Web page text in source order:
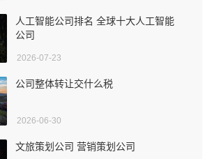
人工智能公司排名 全球十大人工智能
公司
2026-07-23
公司整体转让交什么税
2026-06-30
文旅策划公司 营销策划公司